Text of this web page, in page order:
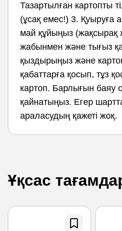
Тазартылған картопты
(ұсақ емес!) 3. Қуыруға
май құйыңыз (жақсырақ
жабынмен және тығыз
қыздырыңыз және
қабаттарға қосып, тұз
картоп. Барлығын баяу
қайнатыңыз. Егер
араласудың қажеті жоқ.
Ұқсас